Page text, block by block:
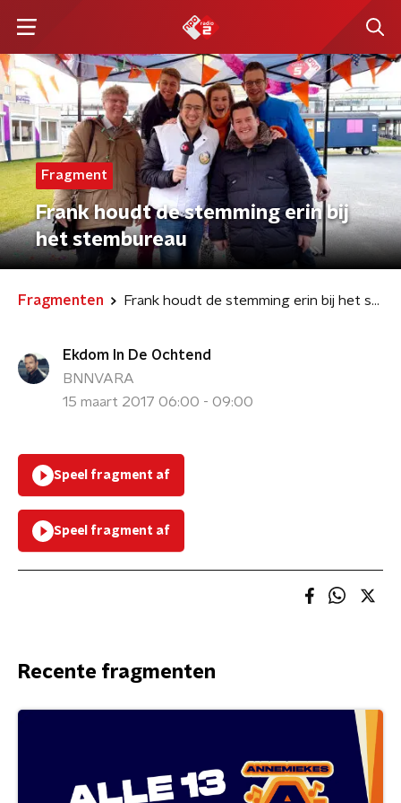
Fragment
Frank houdt de stemming erin bij
het stembureau
Fragmenten Frank houdt de stemming erin bij het stembureau
Ekdom In De Ochtend
BNNVARA
15 maart 2017 06:00 - 09:00
Speel fragment af
Speel fragment af
Recente fragmenten